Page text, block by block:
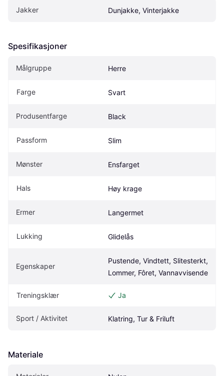
Jakker Dunjakke, Vinterjakke
Spesifikasjoner
Målgruppe Herre
Farge Svart
Produsentfarge Black
Passform Slim
Mønster Ensfarget
Hals Høy krage
Ermer Langermet
Lukking Glidelås
Egenskaper
Pustende, Vindtett, Slitesterkt,
Lommer, Fôret, Vannavvisende
Treningsklær Ja
Sport / Aktivitet Klatring, Tur & Friluft
Materiale